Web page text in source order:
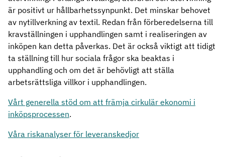
är positivt ur hållbarhetssynpunkt. Det minskar behovet
av nytillverkning av textil. Redan från förberedelserna till
kravställningen i upphandlingen samt i realiseringen av
inköpen kan detta påverkas. Det är också viktigt att tidigt
ta ställning till hur sociala frågor ska beaktas i
upphandling och om det är behövligt att ställa
arbetsrättsliga villkor i upphandlingen.
Vårt generella stöd om att främja cirkulär ekonomi i
inköpsprocessen.
Våra riskanalyser för leveranskedjor